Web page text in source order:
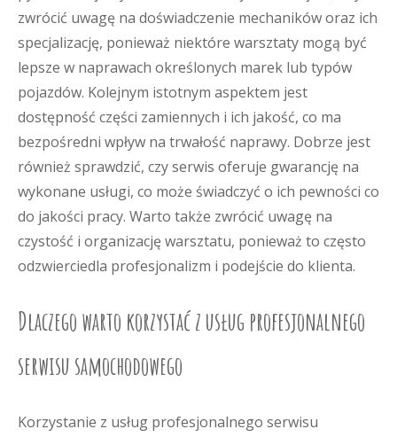
zwrócić uwagę na doświadczenie mechaników oraz ich
specjalizację, ponieważ niektóre warsztaty mogą być
lepsze w naprawach określonych marek lub typów
pojazdów. Kolejnym istotnym aspektem jest
dostępność części zamiennych i ich jakość, co ma
bezpośredni wpływ na trwałość naprawy. Dobrze jest
również sprawdzić, czy serwis oferuje gwarancję na
wykonane usługi, co może świadczyć o ich pewności co
do jakości pracy. Warto także zwrócić uwagę na
czystość i organizację warsztatu, ponieważ to często
odzwierciedla profesjonalizm i podejście do klienta.
Dlaczego warto korzystać z usług profesjonalnego
serwisu samochodowego
Korzystanie z usług profesjonalnego serwisu